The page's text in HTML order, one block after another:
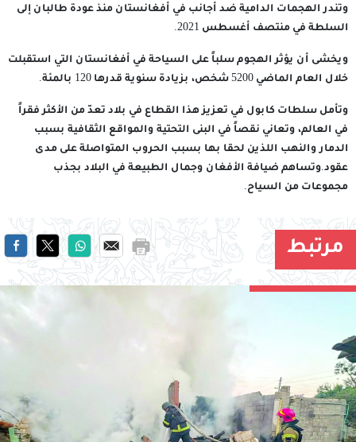
وتندر الهجمات الدامية ضد أجانب في أفغانستان منذ عودة طالبان إلى
السلطة في منتصف أغسطس 2021.
ويخشى أن يؤثر الهجوم سلباً على السياحة في أفغانستان التي استقبلت
خلال العام الماضي 5200 شخص، بزيادة سنوية قدرها 120 بالمئة.
وتأمل سلطات كابول في تعزيز هذا القطاع في بلاد تعدّ من الأكثر فقراً
في العالم، وتعاني نقصاً في البنى التحتية والمواقع الثقافية بسبب
الدمار والنهب اللذين لحقا بها بسبب الحروب المتواصلة على مدى
عقود.وتساهم ضيافة الأفغان وجمال الطبيعة في البلاد بجذب
مجموعات من السياح.
مرتبط